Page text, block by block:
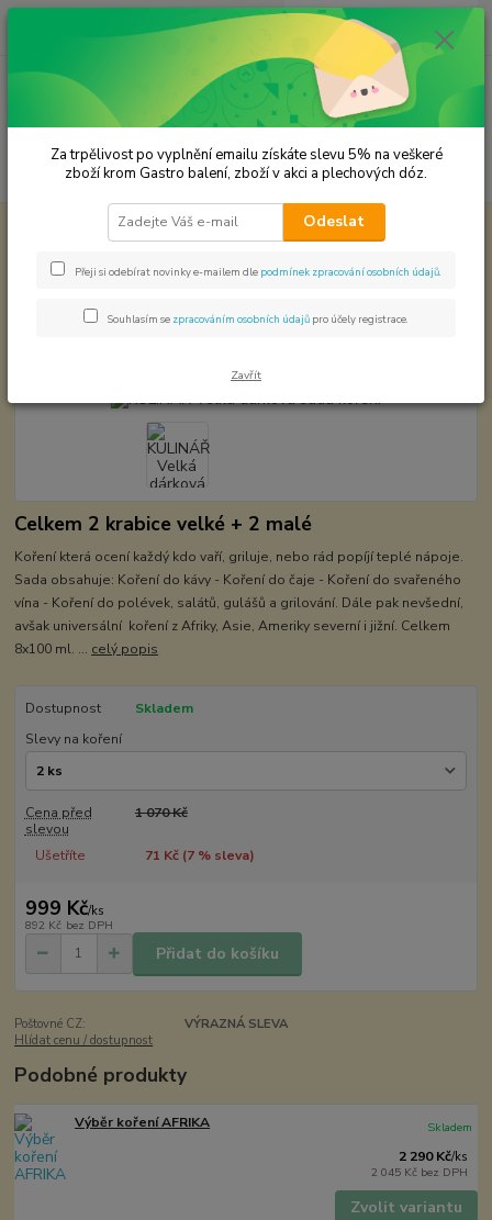
Menu
Hledat
ks
za 0,00 Kč
Dárkové sady koření KULINÁŘ Velká dárková sada koření
KULINÁŘ Velká dárková sada
koření
Celkem 2 krabice velké + 2 malé
Koření která ocení každý kdo vaří, griluje, nebo rád popíjí teplé nápoje.
Sada obsahuje: Koření do kávy - Koření do čaje - Koření do svařeného
vína - Koření do polévek, salátů, gulášů a grilování. Dále pak nevšední,
avšak universální koření z Afriky, Asie, Ameriky severní i jižní. Celkem
8x100 ml. ... celý popis
Dostupnost
Skladem
Slevy na koření
Cena před
slevou
1 070 Kč
Ušetříte 71 Kč (7% sleva)
999 Kč/ks
892 Kč bez DPH
Přidat do košíku
Poštovné CZ:
VÝRAZNÁ SLEVA
Hlídat cenu / dostupnost
Podobné produkty
Výběr koření AFRIKA
2 290 Kč/ks
2 045 Kč bez DPH
Skladem
Zvolit variantu
Za trpělivost po vyplnění emailu získáte slevu 5% na veškeré
zboží krom Gastro balení, zboží v akci a plechových dóz.
Odeslat
Přeji si odebírat novinky e-mailem dle podmínek zpracování osobních údajů
Souhlasím se zpracováním osobních údajů pro účely registrace.
Zavřít